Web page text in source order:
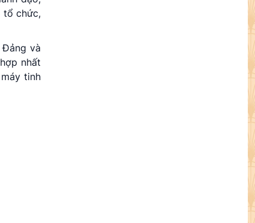
tổ chức,
và
nhất
tinh